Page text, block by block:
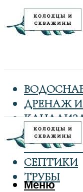
ДРЕНАЖ
КОЛОДЦЫ
СЕПТИКИ
ТРУБЫ
Меню